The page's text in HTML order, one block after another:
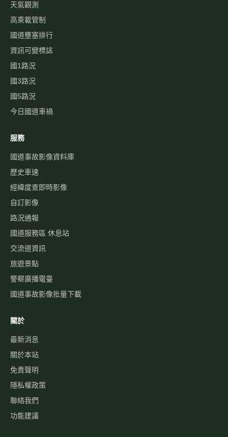
天氣觀測
高乘載管制
國道壅塞排行
資訊可變標誌
國1路況
國3路況
國5路況
今日國道車禍
服務
國道事故影像資料庫
歷史車速
經緯度查即時影像
自訂影像
路況通報
國道服務區 休息站
交流道資訊
旅遊景點
警察廣播電臺
國道事故影像批量下載
關於
最新消息
關於本站
免責聲明
隱私權政策
聯絡我們
功能建議